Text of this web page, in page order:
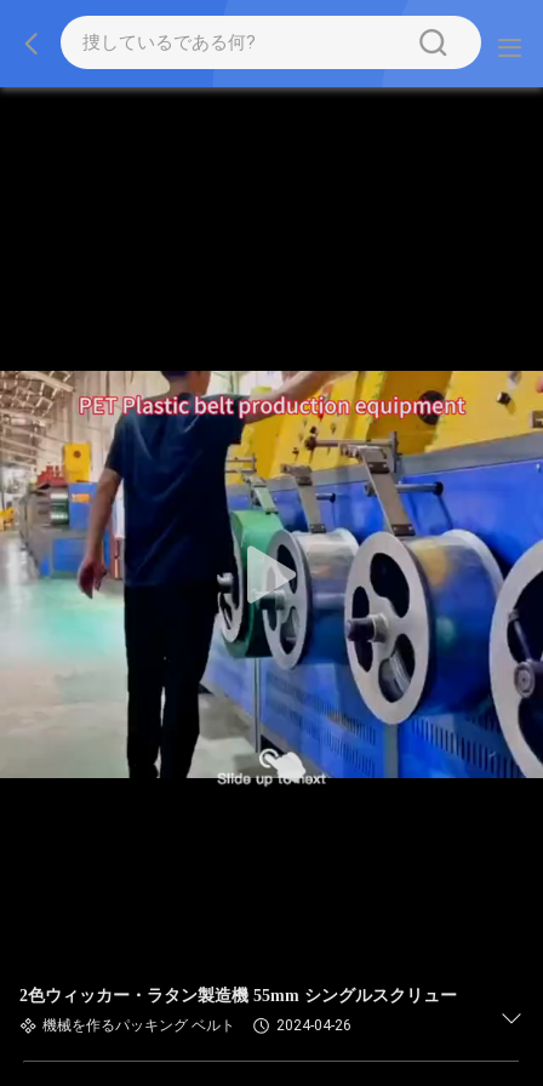
2色ウィッカー・ラタン製造機 55mm シングルスクリュー
機械を作るパッキング ベルト 2024-04-26